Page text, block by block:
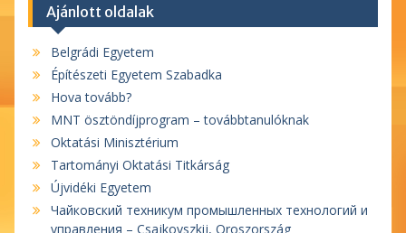
Ajánlott oldalak
Belgrádi Egyetem
Építészeti Egyetem Szabadka
Hova tovább?
MNT ösztöndíjprogram – továbbtanulóknak
Oktatási Minisztérium
Tartományi Oktatási Titkárság
Újvidéki Egyetem
Чайковский техникум промышленных технологий и
управления – Csajkovszkij, Oroszország